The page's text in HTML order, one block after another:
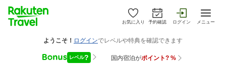
お気に入り 予約確認 ログイン メニュー